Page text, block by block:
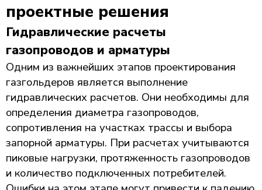
проектные решения
Гидравлические расчеты
газопроводов и арматуры
Одним из важнейших этапов проектирования
газгольдеров является выполнение
гидравлических расчетов. Они необходимы для
определения диаметра газопроводов,
сопротивления на участках трассы и выбора
запорной арматуры. При расчетах учитываются
пиковые нагрузки, протяженность газопроводов
и количество подключенных потребителей.